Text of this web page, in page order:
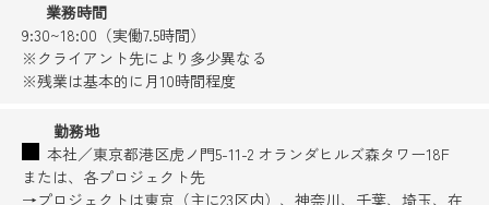
業務時間
9:30~18:00（実働7.5時間）
※クライアント先により多少異なる
※残業は基本的に月10時間程度
勤務地
本社／東京都港区虎ノ門5-11-2 オランダヒルズ森タワー18F
または、各プロジェクト先
→プロジェクトは東京（主に23区内）、神奈川、千葉、埼玉、在